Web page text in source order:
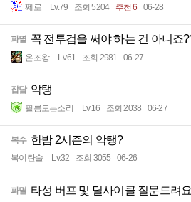
쩨로 Lv.79 조회 5204 추천 6 06-28
파멸 꼭 전투검을 써야 하는 건 아니죠
온조왕 Lv.61 조회 2981 06-27
잡담 악탱
필름도는소리 Lv.16 조회 2038 06-27
복수 한밤 2시즌의 악탱?
복이란술 Lv.32 조회 3055 06-26
파멸 타성 버프 및 딜사이클 질문드려